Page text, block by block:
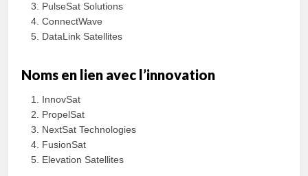
PulseSat Solutions
ConnectWave
DataLink Satellites
Noms en lien avec l’innovation
InnovSat
PropelSat
NextSat Technologies
FusionSat
Elevation Satellites